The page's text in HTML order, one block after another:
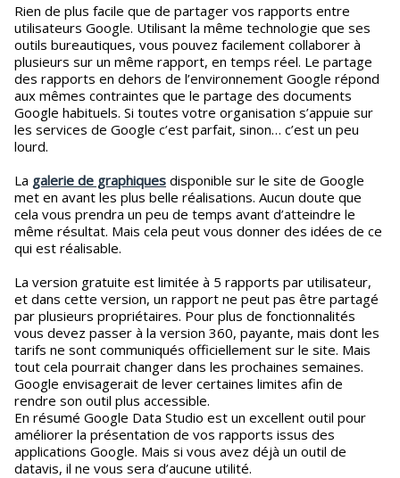
Rien de plus facile que de partager vos rapports entre
utilisateurs Google. Utilisant la même technologie que ses
outils bureautiques, vous pouvez facilement collaborer à
plusieurs sur un même rapport, en temps réel. Le partage
des rapports en dehors de l’environnement Google répond
aux mêmes contraintes que le partage des documents
Google habituels. Si toutes votre organisation s’appuie sur
les services de Google c’est parfait, sinon… c’est un peu
lourd.
La galerie de graphiques disponible sur le site de Google
met en avant les plus belle réalisations. Aucun doute que
cela vous prendra un peu de temps avant d’atteindre le
même résultat. Mais cela peut vous donner des idées de ce
qui est réalisable.
La version gratuite est limitée à 5 rapports par utilisateur,
et dans cette version, un rapport ne peut pas être partagé
par plusieurs propriétaires. Pour plus de fonctionnalités
vous devez passer à la version 360, payante, mais dont les
tarifs ne sont communiqués officiellement sur le site. Mais
tout cela pourrait changer dans les prochaines semaines.
Google envisagerait de lever certaines limites afin de
rendre son outil plus accessible.
En résumé Google Data Studio est un excellent outil pour
améliorer la présentation de vos rapports issus des
applications Google. Mais si vous avez déjà un outil de
datavis, il ne vous sera d’aucune utilité.